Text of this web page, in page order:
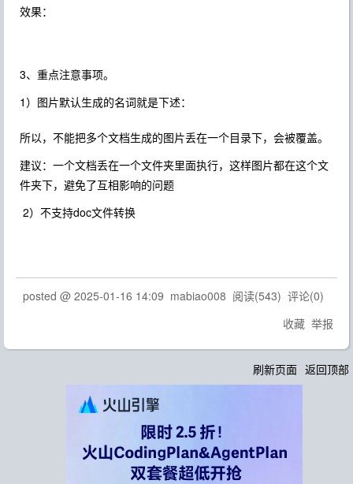
效果：
3、重点注意事项。
1）图片默认生成的名词就是下述：
所以，不能把多个文档生成的图片丢在一个目录下，会被覆盖。
建议：一个文档丢在一个文件夹里面执行，这样图片都在这个文
件夹下，避免了互相影响的问题
2）不支持doc文件转换
posted @ 2025-01-16 14:09 mabiao008 阅读(543) 评论(0)
收藏 举报
刷新页面 返回顶部